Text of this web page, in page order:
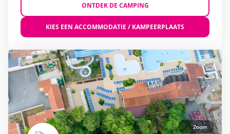
ONTDEK DE CAMPING
KIES EEN ACCOMMODATIE / KAMPEERPLAATS
Zoom